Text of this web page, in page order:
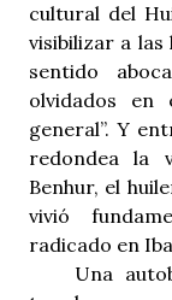
cultural del
visibilizar a las
sentido
olvidados en
general”. Y
redondea la
Benhur, el
vivió
radicado en
Una